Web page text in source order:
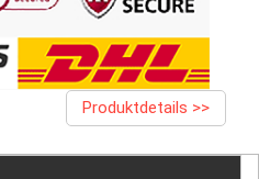
Produktdetails >>